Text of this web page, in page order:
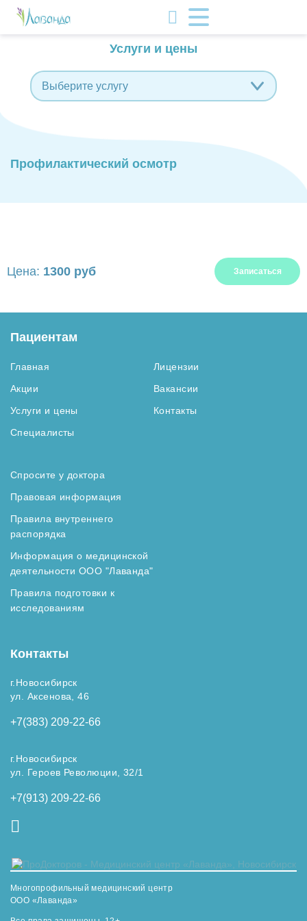
Услуги и цены
Выберите услугу
Профилактический осмотр
Цена: 1300 руб Записаться
Пациентам
Главная
Акции
Услуги и цены
Специалисты
Лицензии
Вакансии
Контакты
Спросите у доктора
Правовая информация
Правила внутреннего
распорядка
Информация о медицинской
деятельности ООО "Лаванда"
Правила подготовки к
исследованиям
Контакты
г.Новосибирск
ул. Аксенова, 46
+7(383) 209-22-66
г.Новосибирск
ул. Героев Революции, 32/1
+7(913) 209-22-66
Многопрофильный медицинский центр
ООО «Лаванда»